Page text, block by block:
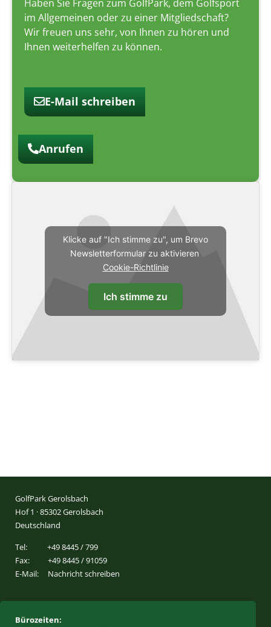
Haben Sie Fragen zum GolfPark, dem Golfsport
im Allgemeinen oder zu einer Mitgliedschaft?
Wir freuen uns sehr, von Ihnen zu hören und
Ihnen weiterhelfen zu können.
E-Mail schreiben
Anrufen
Klicke auf "Ich stimme zu", um Brevo
Newsletterformular zu aktivieren
Cookie-Richtlinie
Ich stimme zu
GolfPark Gerolsbach
Hof 1 · 85302 Gerolsbach
Deutschland
Tel:
+49 8445 / 799
Fax:
+49 8445 / 91059
E-Mail:
Nachricht schreiben
Bürozeiten: